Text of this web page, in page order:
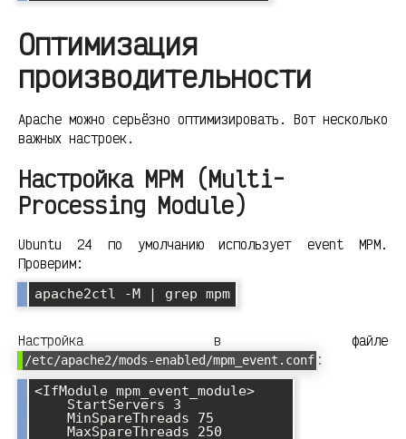
Оптимизация
производительности
Apache можно серьёзно оптимизировать. Вот несколько
важных настроек.
Настройка MPM (Multi-
Processing Module)
Ubuntu 24 по умолчанию использует event MPM.
Проверим:
apache2ctl -M | grep mpm
Настройка в файле
/etc/apache2/mods-enabled/mpm_event.conf :
<IfModule mpm_event_module>